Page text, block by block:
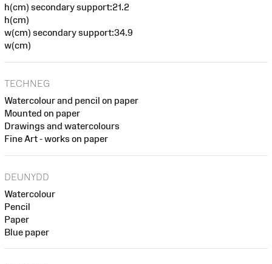
h(cm) secondary support:21.2
h(cm)
w(cm) secondary support:34.9
w(cm)
TECHNEG
Watercolour and pencil on paper
Mounted on paper
Drawings and watercolours
Fine Art - works on paper
DEUNYDD
Watercolour
Pencil
Paper
Blue paper